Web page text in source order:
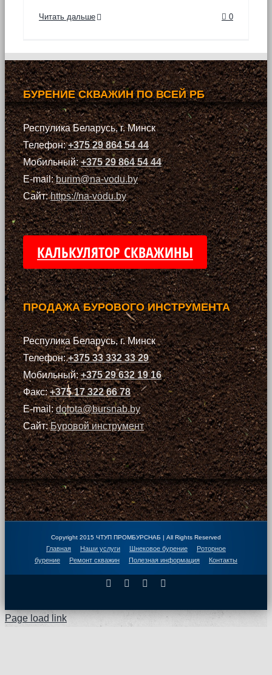
Читать дальше 0
БУРЕНИЕ СКВАЖИН ПО ВСЕЙ РБ
Респулика Беларусь, г. Минск
Телефон:+375 29 864 54 44
Мобильный:+375 29 864 54 44
E-mail:burim@na-vodu.by
Сайт:https://na-vodu.by
КАЛЬКУЛЯТОР СКВАЖИНЫ
ПРОДАЖА БУРОВОГО ИНСТРУМЕНТА
Респулика Беларусь, г. Минск
Телефон:+375 33 332 33 29
Мобильный:+375 29 632 19 16
Факс:+375 17 322 66 78
E-mail:dolota@bursnab.by
Сайт:Буровой инструмент
Copyright 2015 ЧТУП ПРОМБУРСНАБ | All Rights Reserved
Главная Наши услуги Шнековое бурение
Роторное
бурение
Ремонт скважин Полезная информация Контакты
Facebook Instagram
Page load link